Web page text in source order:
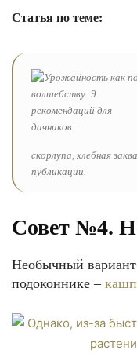
Статья по теме:
скорлупа, хлебная
публикации.
Совет №4.
Необычный
подоконнике –